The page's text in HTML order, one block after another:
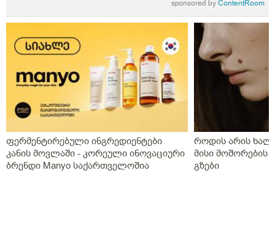
sponsored byContentRoom
ფერმენტირებული ინგრედიენტები
კანის მოვლაში - კორეული ინოვაციური
ბრენდი Manyo საქართველოშია
როდის არის
მისი მოშორების
გზები